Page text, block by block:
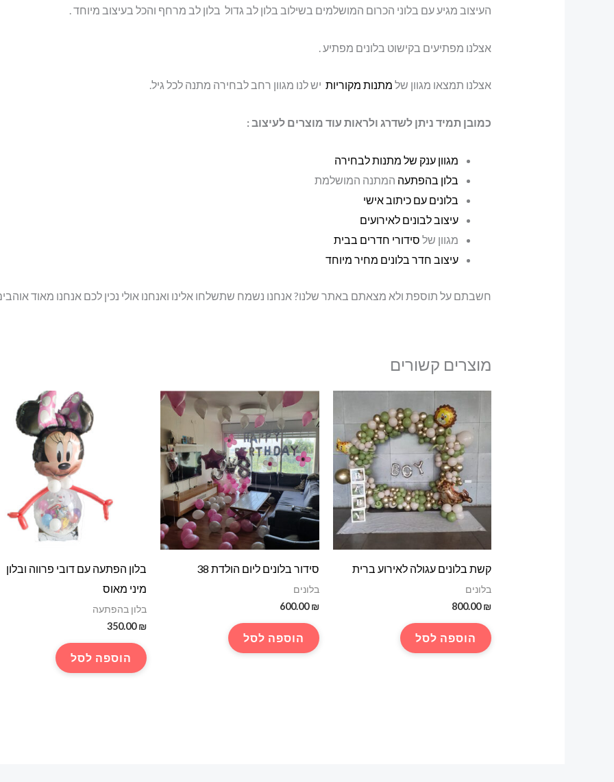
העיצוב מגיע עם בלוני הכרום המושלמים בשילוב בלון לב גדול בלון לב מרחף והכל בעיצוב מיוחד .
אצלנו מפתיעים בקישוט בלונים מפתיע .
אצלנו תמצאו מגוון של מתנות מקוריות יש לנו מגוון רחב לבחירה מתנה לכל גיל.
כמובן תמיד ניתן לשדרג ולראות עוד מוצרים לעיצוב :
מגוון ענק של מתנות לבחירה
בלון בהפתעה המתנה המושלמת
בלונים עם כיתוב אישי
עיצוב לבונים לאירועים
מגוון של סידורי חדרים בבית
עיצוב חדר בלונים מחיר מיוחד
חשבתם על תוספת ולא מצאתם באתר שלנו? אנחנו נשמח שתשלחו אלינו ואנחנו אולי נכין לכם אנחנו מאוד
מוצרים קשורים
קשת בלונים עגולה לאירוע ברית
בלונים
800.00₪
הוספה לסל
סידור בלונים ליום הולדת 38
בלונים
600.00₪
הוספה לסל
בלון הפתעה עם דובי פרווה ובלון
מיני מאוס
בלון בהפתעה
350.00₪
הוספה לסל